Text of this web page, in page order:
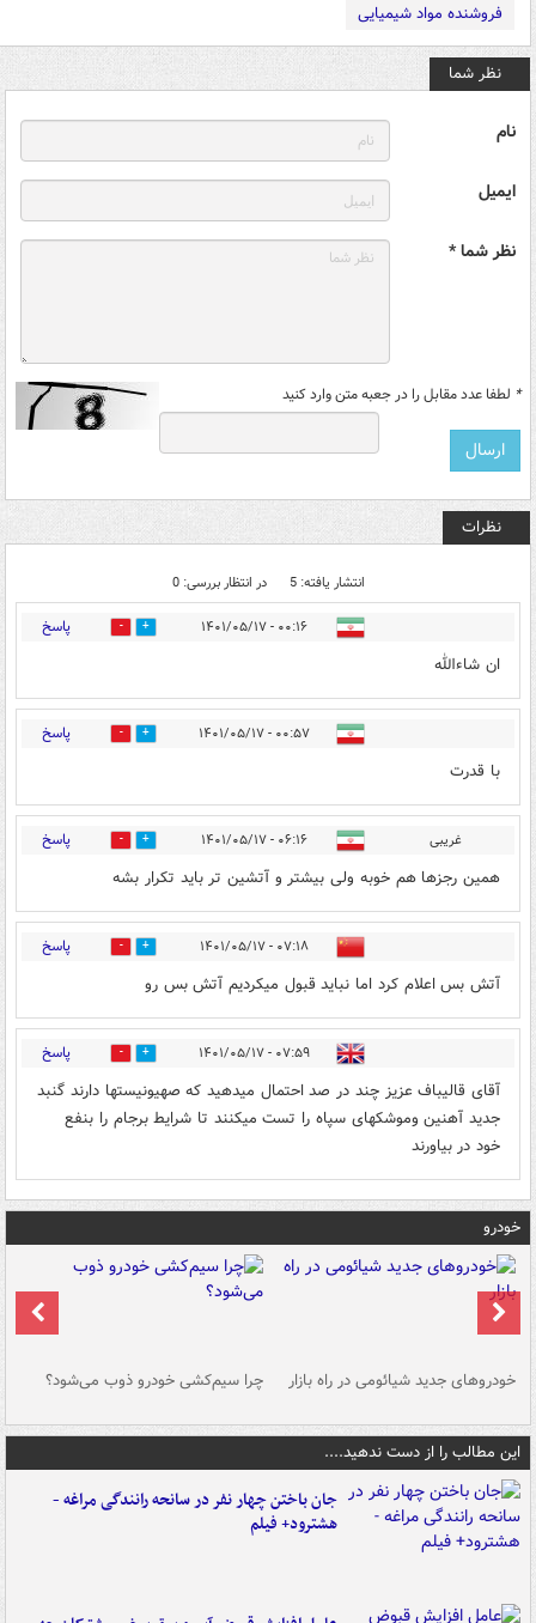
فروشنده مواد شیمیایی
نظر شما
نام
ایمیل
نظر شما *
* لطفا عدد مقابل را در جعبه متن وارد کنید
نظرات
انتشار یافته: 5 در انتظار بررسی: 0
۰۰:۱۶ - ۱۴۰۱/۰۵/۱۷ 2 پاسخ
ان شاءالله
۰۰:۵۷ - ۱۴۰۱/۰۵/۱۷ 0 پاسخ
با قدرت
غریبی ۰۶:۱۶ - ۱۴۰۱/۰۵/۱۷ 1 پاسخ
همین رجزها هم خوبه ولی بیشتر و آتشین تر باید تکرار بشه
۰۷:۱۸ - ۱۴۰۱/۰۵/۱۷ 0 پاسخ
آتش بس اعلام کرد اما نباید قبول میکردیم آتش بس رو
۰۷:۵۹ - ۱۴۰۱/۰۵/۱۷ 0 پاسخ
آقای قالیباف عزیز چند در صد احتمال میدهید که صهیونیستها دارند گنبد
جدید آهنین وموشکهای سپاه را تست میکنند تا شرایط برجام را بنفع
خود در بیاورند
خودرو
خودروهای جدید شیائومی در راه بازار چرا سیم‌کشی خودرو ذوب می‌شود؟
این مطالب را از دست ندهید....
جان باختن چهار نفر در سانحه رانندگی مراغه -
هشترود+ فیلم